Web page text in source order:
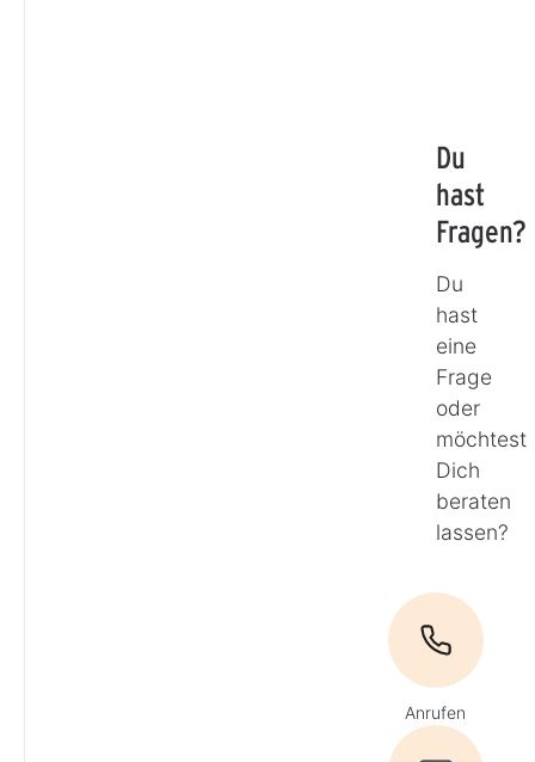
Du
hast
Fragen?
Du
hast
eine
Frage
oder
möchtest
Dich
beraten
lassen?
Anrufen